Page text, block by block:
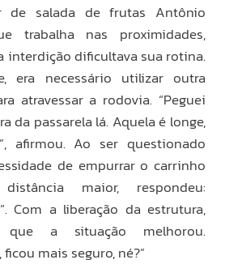
de salada de frutas Antônio
trabalha nas proximidades,
interdição dificultava sua rotina.
era necessário utilizar outra
atravessar a rodovia. “Peguei
da passarela lá. Aquela é longe,
afirmou. Ao ser questionado
de empurrar o carrinho
maior, respondeu:
Com a liberação da estrutura,
a situação melhorou.
ficou mais seguro, né?”